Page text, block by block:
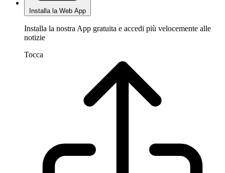
Installa la Web App
Installa la nostra App gratuita e accedi più velocemente alle
notizie
Tocca